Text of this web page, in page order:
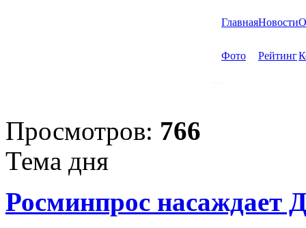
ГлавнаяНовости
Фото Рейтинг
Просмотров: 766
Тема дня
Росминпрос насаждает